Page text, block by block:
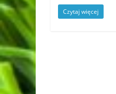
Czytaj więcej